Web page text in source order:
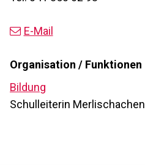
E-Mail
Organisation / Funktionen
Bildung
Schulleiterin Merlischachen